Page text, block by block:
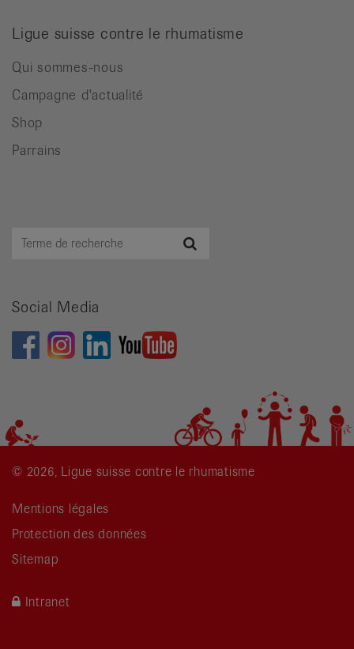
Ligue suisse contre le rhumatisme
Qui sommes-nous
Campagne d'actualité
Shop
Parrains
Terme
Social Media
© 2026, Ligue suisse contre le rhumatisme
Mentions légales
Protection des données
Sitemap
Intranet